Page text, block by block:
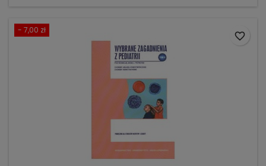
- 7,00 zł
favorite_border